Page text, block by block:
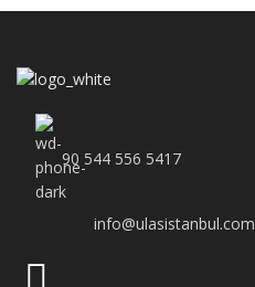
90 544 556 5417
info@ulasistanbul.com